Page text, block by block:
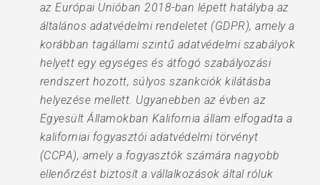
az Európai Unióban 2018-ban lépett hatályba az
általános adatvédelmi rendeletet (GDPR), amely a
korábban tagállami szintű adatvédelmi szabályok
helyett egy egységes és átfogó szabályozási
rendszert hozott, súlyos szankciók kilátásba
helyezése mellett. Ugyanebben az évben az
Egyesült Államokban Kalifornia állam elfogadta a
kaliforniai fogyasztói adatvédelmi törvényt
(CCPA), amely a fogyasztók számára nagyobb
ellenőrzést biztosít a vállalkozások által róluk